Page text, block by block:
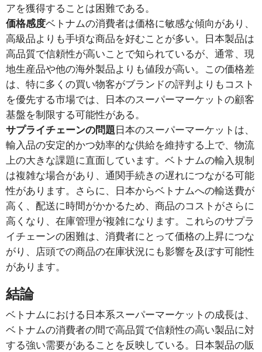
アを獲得することは困難である。
価格感度ベトナムの消費者は価格に敏感な傾向があり、
高級品よりも手頃な商品を好むことが多い。日本製品は
高品質で信頼性が高いことで知られているが、通常、現
地生産品や他の海外製品よりも値段が高い。この価格差
は、特に多くの買い物客がブランドの評判よりもコスト
を優先する市場では、日本のスーパーマーケットの顧客
基盤を制限する可能性がある。
サプライチェーンの問題日本のスーパーマーケットは、
輸入品の安定的かつ効率的な供給を維持する上で、物流
上の大きな課題に直面しています。ベトナムの輸入規制
は複雑な場合があり、通関手続きの遅れにつながる可能
性があります。さらに、日本からベトナムへの輸送費が
高く、配送に時間がかかるため、商品のコストがさらに
高くなり、在庫管理が複雑になります。これらのサプラ
イチェーンの困難は、消費者にとって価格の上昇につな
がり、店頭での商品の在庫状況にも影響を及ぼす可能性
があります。
結論
ベトナムにおける日本系スーパーマーケットの成長は、
ベトナムの消費者の間で高品質で信頼性の高い製品に対
する強い需要があることを反映している。日本製品の販